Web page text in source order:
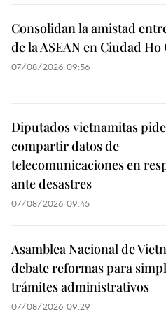
Consolidan la amistad
de la ASEAN en Ciudad
07/08/2026 09:56
Diputados vietnamitas
compartir datos de
telecomunicaciones en
ante desastres
07/08/2026 09:45
Asamblea Nacional de
debate reformas para
trámites administrativos
07/08/2026 09:29